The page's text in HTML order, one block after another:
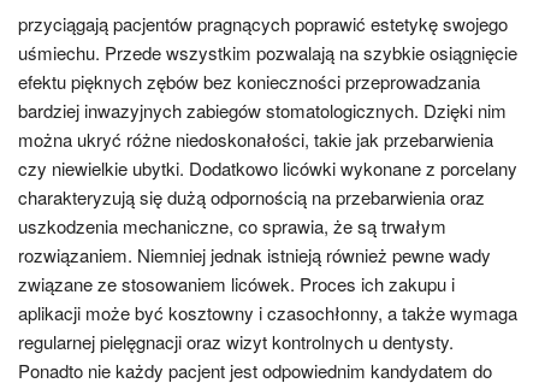
przyciągają pacjentów pragnących poprawić estetykę swojego
uśmiechu. Przede wszystkim pozwalają na szybkie osiągnięcie
efektu pięknych zębów bez konieczności przeprowadzania
bardziej inwazyjnych zabiegów stomatologicznych. Dzięki nim
można ukryć różne niedoskonałości, takie jak przebarwienia
czy niewielkie ubytki. Dodatkowo licówki wykonane z porcelany
charakteryzują się dużą odpornością na przebarwienia oraz
uszkodzenia mechaniczne, co sprawia, że są trwałym
rozwiązaniem. Niemniej jednak istnieją również pewne wady
związane ze stosowaniem licówek. Proces ich zakupu i
aplikacji może być kosztowny i czasochłonny, a także wymaga
regularnej pielęgnacji oraz wizyt kontrolnych u dentysty.
Ponadto nie każdy pacjent jest odpowiednim kandydatem do